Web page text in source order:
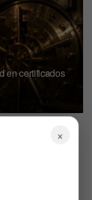
en certificados
amplificar
de
×